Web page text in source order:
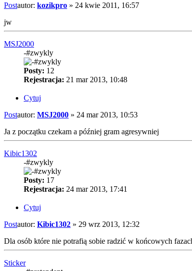
Postautor: kozikpro » 24 kwie 2011, 16:57
jw
MSJ2000
-#zwykly
Posty: 12
Rejestracja: 21 mar 2013, 10:48
Cytuj
Postautor: MSJ2000 » 24 mar 2013, 10:53
Ja z początku czekam a później gram agresywniej
Kibic1302
-#zwykly
Posty: 17
Rejestracja: 24 mar 2013, 17:41
Cytuj
Postautor: Kibic1302 » 29 wrz 2013, 12:32
Dla osób które nie potrafią sobie radzić w końcowych
Sticker